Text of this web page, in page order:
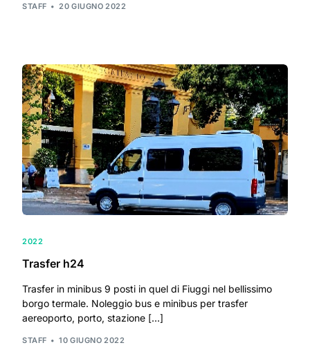
STAFF 20 GIUGNO 2022
2022
Trasfer h24
Trasfer in minibus 9 posti in quel di Fiuggi nel bellissimo
borgo termale. Noleggio bus e minibus per trasfer
aereoporto, porto, stazione […]
STAFF 10 GIUGNO 2022